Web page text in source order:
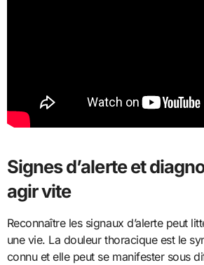
Signes d’alerte et
agir vite
Reconnaître les signaux d’alerte peut
une vie. La douleur thoracique est le
connu et elle peut se manifester sous